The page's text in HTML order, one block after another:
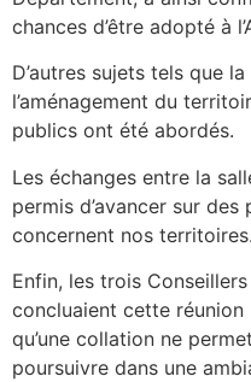
chances d’être adopté à
D’autres sujets tels que
l’aménagement du
publics ont été abordés.
Les échanges entre la
permis d’avancer sur
concernent nos territoires.
Enfin, les trois
concluaient cette
qu’une collation ne
poursuivre dans une